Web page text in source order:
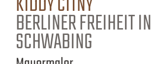
BERLINER FREIHEIT IN
SCHWABING